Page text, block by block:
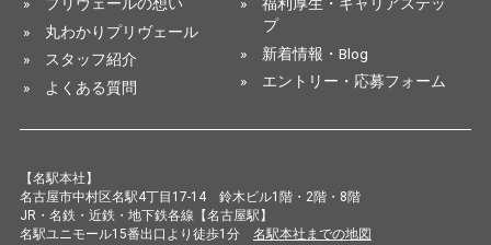
» 丸わかりプリヴェール
»
スタッフ紹介
»
よくある質問
プ
» 新着情報・Blog
» エントリー・応募フォーム
【名駅本社】
名古屋市中村区名駅4丁目17-14 鈴木ビル1階・2階・8階
JR・名鉄・近鉄・地下鉄各線【名古屋駅】
名駅ユニモール15番出口より徒歩1分 名駅本社までの地図